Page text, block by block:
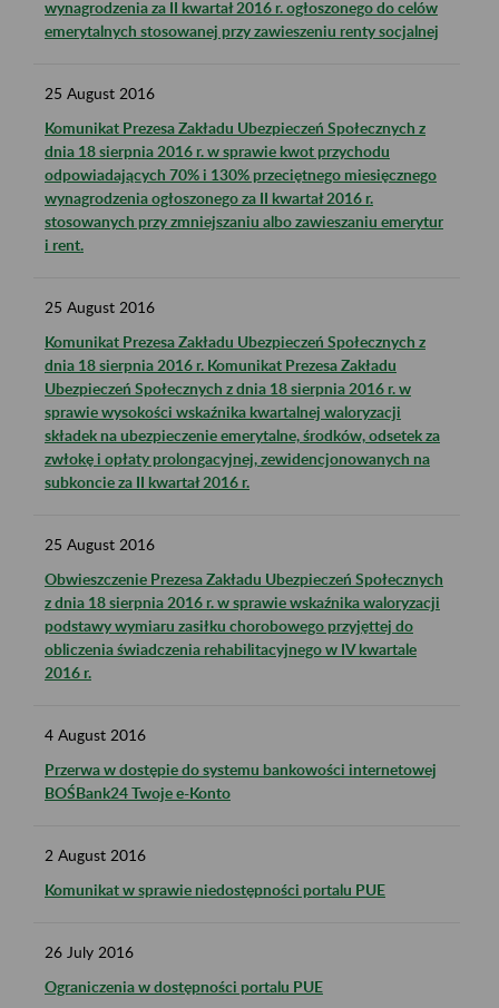
wynagrodzenia za II kwartał 2016 r. ogłoszonego do celów
emerytalnych stosowanej przy zawieszeniu renty socjalnej
25 August 2016
Komunikat Prezesa Zakładu Ubezpieczeń Społecznych z
dnia 18 sierpnia 2016 r. w sprawie kwot przychodu
odpowiadających 70% i 130% przeciętnego miesięcznego
wynagrodzenia ogłoszonego za II kwartał 2016 r.
stosowanych przy zmniejszaniu albo zawieszaniu emerytur
i rent.
25 August 2016
Komunikat Prezesa Zakładu Ubezpieczeń Społecznych z
dnia 18 sierpnia 2016 r. Komunikat Prezesa Zakładu
Ubezpieczeń Społecznych z dnia 18 sierpnia 2016 r. w
sprawie wysokości wskaźnika kwartalnej waloryzacji
składek na ubezpieczenie emerytalne, środków, odsetek za
zwłokę i opłaty prolongacyjnej, zewidencjonowanych na
subkoncie za II kwartał 2016 r.
25 August 2016
Obwieszczenie Prezesa Zakładu Ubezpieczeń Społecznych
z dnia 18 sierpnia 2016 r. w sprawie wskaźnika waloryzacji
podstawy wymiaru zasiłku chorobowego przyjęttej do
obliczenia świadczenia rehabilitacyjnego w IV kwartale
2016 r.
4 August 2016
Przerwa w dostępie do systemu bankowości internetowej
BOŚBank24 Twoje e-Konto
2 August 2016
Komunikat w sprawie niedostępności portalu PUE
26 July 2016
Ograniczenia w dostępności portalu PUE